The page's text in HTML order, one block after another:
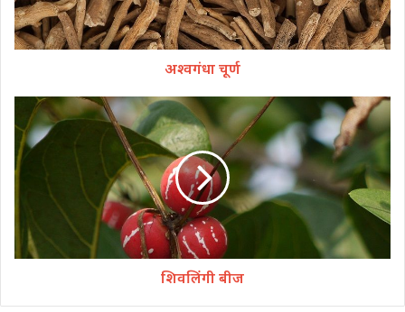
अश्वगंधा चूर्ण
शिवलिंगी बीज